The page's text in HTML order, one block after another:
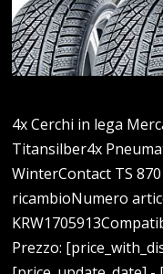
4x Cerchi in lega
Titansilber4x
WinterContact TS
ricambioNumero
Prezzo: